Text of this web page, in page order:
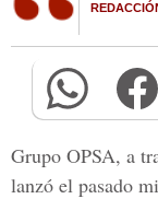
Grupo OPSA, a
lanzó el pasado